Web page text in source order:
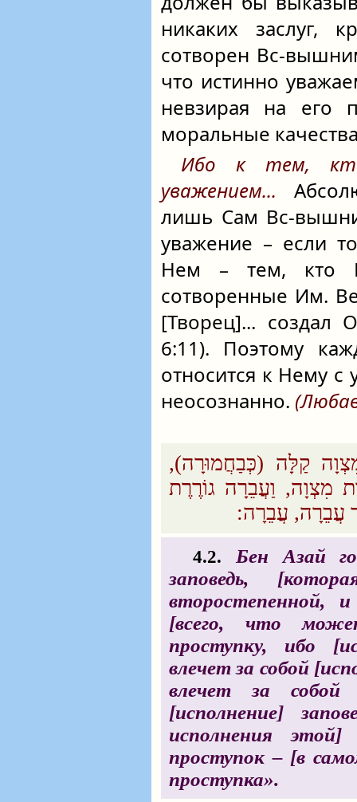
никаких заслуг,
сотворен Вс-
что истинно
невзирая на его
моральные
Ибо к тем,
уважением...
лишь Сам Вс-
уважение – если
Нем – тем, кто
сотворенные Им.
[Творец]... создал
6:11). Поэтому
относится к Нему
неосознанно.
קַלָּה (כְּבַחֲמוּרָה),
מִצְוָה, וַעֲבֵרָה גוֹרֶרֶת
עֲבֵרָה, עֲבֵרָה:‏
4.2. Бен Азай
заповедь,
второстепенной,
[всего, что
проступку, ибо
влечет за собой
влечет за
[исполнение]
исполнения
проступок – [в
проступка».